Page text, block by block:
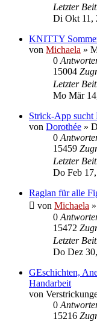
Letzter
Di Okt 11,
KNITTY
von Michaela »
0
15004
Letzter
Mo Mär
Strick-App sucht
von Dorothée »
0
15459
Letzter
Do Feb
Raglan für alle
von Michaela »
0
15472
Letzter
Do Dez
GEschichten,
Handarbeit
von
0
15216